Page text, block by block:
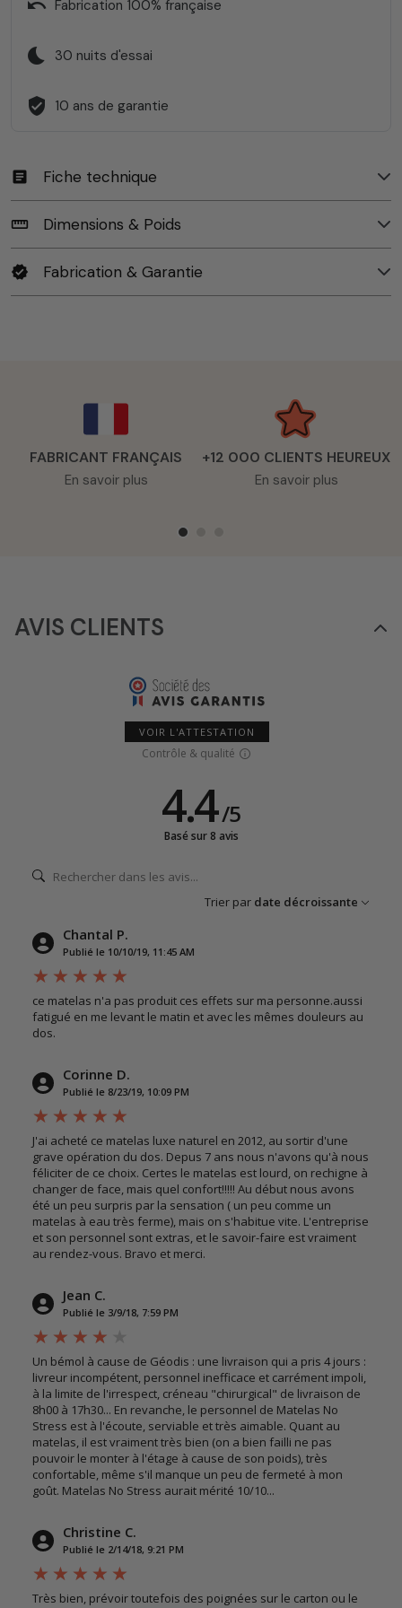
undo Fabrication 100% française
bedtime 30 nuits d'essai
verified_user 10 ans de garantie
article Fiche technique
straighten Dimensions & Poids
verified Fabrication & Garantie
FABRICANT FRANÇAIS
En savoir plus
+12 000 CLIENTS HEUREUX
En savoir plus
AVIS CLIENTS
VOIR L'ATTESTATION
Contrôle & qualité
4.4/5
Basé sur 8 avis
Trier par date décroissante
Chantal P.
Publié le 10/10/19, 11:45 AM
ce matelas n'a pas produit ces effets sur ma personne.aussi
fatigué en me levant le matin et avec les mêmes douleurs au
dos.
Corinne D.
Publié le 8/23/19, 10:09 PM
J'ai acheté ce matelas luxe naturel en 2012, au sortir d'une
grave opération du dos. Depus 7 ans nous n'avons qu'à nous
féliciter de ce choix. Certes le matelas est lourd, on rechigne à
changer de face, mais quel confort!!!!! Au début nous avons
été un peu surpris par la sensation ( un peu comme un
matelas à eau très ferme), mais on s'habitue vite. L'entreprise
et son personnel sont extras, et le savoir-faire est vraiment
au rendez-vous. Bravo et merci.
Jean C.
Publié le 3/9/18, 7:59 PM
Un bémol à cause de Géodis : une livraison qui a pris 4 jours :
livreur incompétent, personnel inefficace et carrément impoli,
à la limite de l'irrespect, créneau "chirurgical" de livraison de
8h00 à 17h30... En revanche, le personnel de Matelas No
Stress est à l'écoute, serviable et très aimable. Quant au
matelas, il est vraiment très bien (on a bien failli ne pas
pouvoir le monter à l'étage à cause de son poids), très
confortable, même s'il manque un peu de fermeté à mon
goût. Matelas No Stress aurait mérité 10/10...
Christine C.
Publié le 2/14/18, 9:21 PM
Très bien, prévoir toutefois des poignées sur le carton ou le